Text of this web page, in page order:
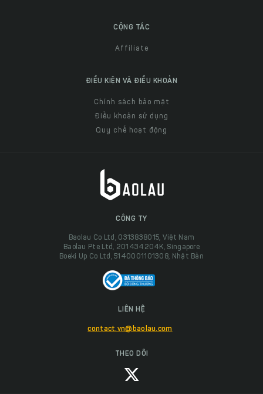
CỘNG TÁC
Affiliate
ĐIỀU KIỆN VÀ ĐIỀU KHOẢN
Chính sách bảo mật
Điều khoản sử dụng
Quy chế hoạt động
CÔNG TY
Baolau Co Ltd, 0313838015, Việt Nam
Baolau Pte Ltd, 201434204K, Singapore
Boeki Up Co Ltd, 5140001101308, Nhật Bản
LIÊN HỆ
contact.vn@baolau.com
THEO DÕI